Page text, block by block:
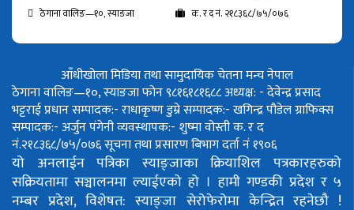
ठेगाना वालिङ—१०, स्याङजा
क. र द नं. २१८३६८/७५/०७६
आँधीखोला मिडिया तथा सामुदायिक चेतना मन्च नेपाल
ठेगाना वालिङ—१०, स्याङजा फोन ९८१६१८१६८८अध्यक्ष: - देवेन्द्र प्रसाद
भट्टराईप्रधान सम्पादक:- राधाकृष्ण डुम्रेसम्पादक:- खगिन्द्र पौडेलग्राफिक्स
सम्पादक:- अर्जुन पंगेनीव्यवस्थापक:- शुष्मा वोस्तीक. र द
नं.२१८३६८/७५/०७६सूचना तथा प्रसारण बिभाग दर्ता नं १९०६
यो अनलाईन पत्रिका स्याङ्जाका क्रियाशिल पत्रकारहरुको
सक्रियतामा सञ्चालनमा ल्याईएको हो । हामी गण्डकी प्रदेश र ५
नम्बर प्रदेश, विशेषत: स्याङ्जा सेरोफेरोमा केन्द्रित रहनेछौ !